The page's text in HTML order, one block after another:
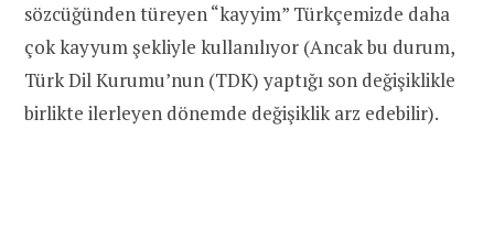
sözcüğünden türeyen “kayyim” Türkçemizde daha
çok kayyum şekliyle kullanılıyor (Ancak bu durum,
Türk Dil Kurumu’nun (TDK) yaptığı son değişiklikle
birlikte ilerleyen dönemde değişiklik arz edebilir).